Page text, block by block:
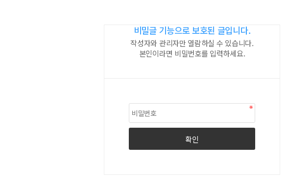
비밀글 기능으로 보호된 글입니다.
작성자와 관리자만 열람하실 수 있습니다.
본인이라면 비밀번호를 입력하세요.